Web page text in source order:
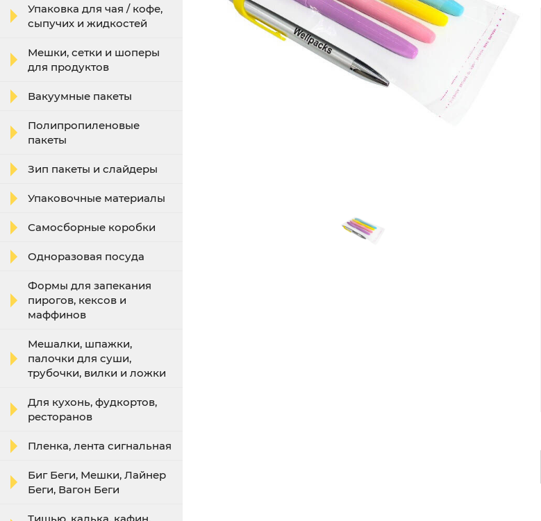
Упаковка для чая / кофе,
сыпучих и жидкостей
Мешки, сетки и шоперы
для продуктов
Вакуумные пакеты
Полипропиленовые
пакеты
Зип пакеты и слайдеры
Упаковочные материалы
Самосборные коробки
Одноразовая посуда
Формы для запекания
пирогов, кексов и
маффинов
Мешалки, шпажки,
палочки для суши,
трубочки, вилки и ложки
Для кухонь, фудкортов,
ресторанов
Пленка, лента сигнальная
Биг Беги, Мешки, Лайнер
Беги, Вагон Беги